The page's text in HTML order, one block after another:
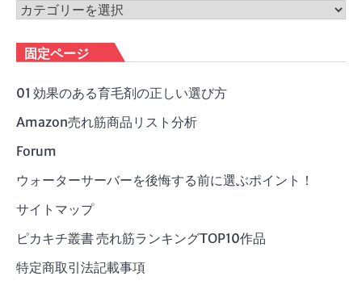
ブ
カ
ゴ
リ
ー
固定ページ
01 効果のある育毛剤の正しい選び方
Amazon売れ筋商品リスト分析
Forum
ウォーターサーバーを後悔する前に選ぶポイント！
サイトマップ
ピカキチ叢書 売れ筋ランキングTOP10作品
特定商取引法記載事項